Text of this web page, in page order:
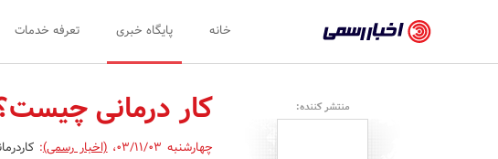
رسمی
-
اخبار
خانه پایگاه خبری تعرفه خدمات
منتشر کننده: کار درمانی
چهارشنبه 03/11/03 ،(اخبار رسمی):